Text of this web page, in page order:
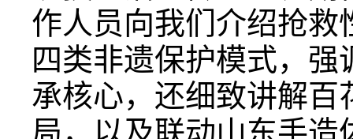
作人员向我们介绍抢救
四类非遗保护模式，强
承核心，还细致讲解百